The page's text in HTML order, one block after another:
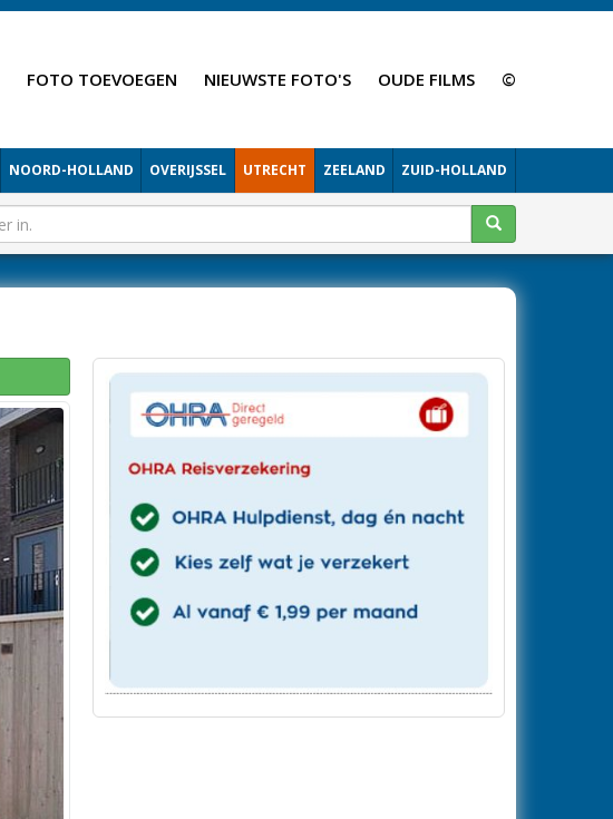
FOTO TOEVOEGEN NIEUWSTE FOTO'S OUDE FILMS ©
NOORD-HOLLAND OVERIJSSEL UTRECHT ZEELAND ZUID-HOLLAND